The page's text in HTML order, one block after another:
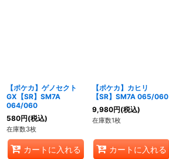
【ポケカ】ゲノセクト
GX【SR】SM7A
064/060
580円(税込)
在庫数3枚
カートに入れる
【ポケカ】カヒリ
【SR】SM7A 065/060
9,980円(税込)
在庫数1枚
カートに入れる